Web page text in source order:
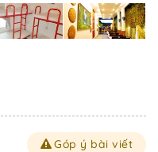
Góp ý bài viết